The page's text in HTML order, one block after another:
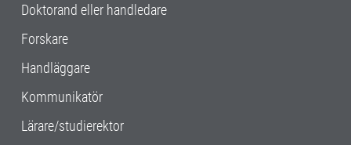
Doktorand eller handledare
Forskare
Handläggare
Kommunikatör
Lärare/studierektor